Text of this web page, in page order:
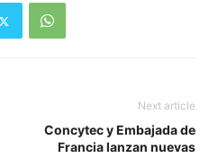
Next article
Concytec y Embajada de
Francia lanzan nuevas